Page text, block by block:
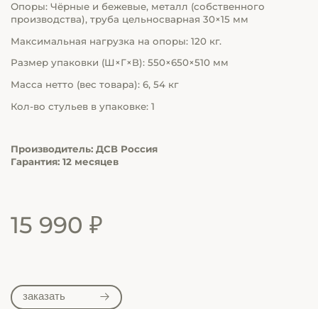
Опоры: Чёрные и бежевые, металл (собственного
производства), труба цельносварная 30×15 мм
Максимальная нагрузка на опоры: 120 кг.
Размер упаковки (Ш×Г×В): 550×650×510 мм
Масса нетто (вес товара): 6, 54 кг
Кол-во стульев в упаковке: 1
Производитель: ДСВ Россия
Гарантия: 12 месяцев
15 990 ₽
заказать